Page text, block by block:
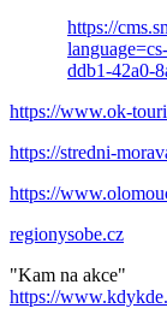
https://
ddb1-42a0-
https://www.ok-
https://stredni-
https://
regionysobe.cz
"Kam na akce"
https://